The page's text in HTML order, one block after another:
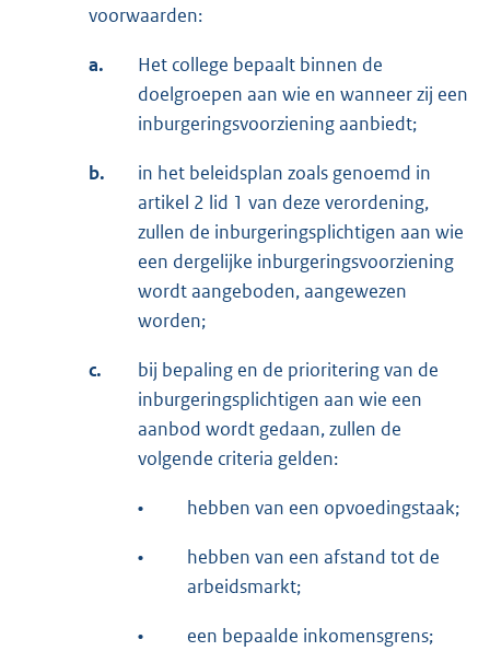
voorwaarden:
a.
Het college bepaalt binnen de
doelgroepen aan wie en wanneer zij een
inburgeringsvoorziening aanbiedt;
b.
in het beleidsplan zoals genoemd in
artikel 2 lid 1 van deze verordening,
zullen de inburgeringsplichtigen aan wie
een dergelijke inburgeringsvoorziening
wordt aangeboden, aangewezen
worden;
c.
bij bepaling en de prioritering van de
inburgeringsplichtigen aan wie een
aanbod wordt gedaan, zullen de
volgende criteria gelden:
• hebben van een opvoedingstaak;
•
hebben van een afstand tot de
arbeidsmarkt;
• een bepaalde inkomensgrens;